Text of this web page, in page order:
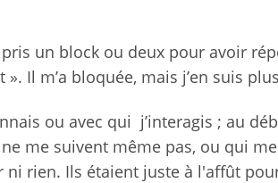
un block ou deux pour avoir
Il m’a bloquée, mais j’en suis
ou avec qui j’interagis ; au
me suivent même pas, ou qui
rien. Ils étaient juste à l'affût